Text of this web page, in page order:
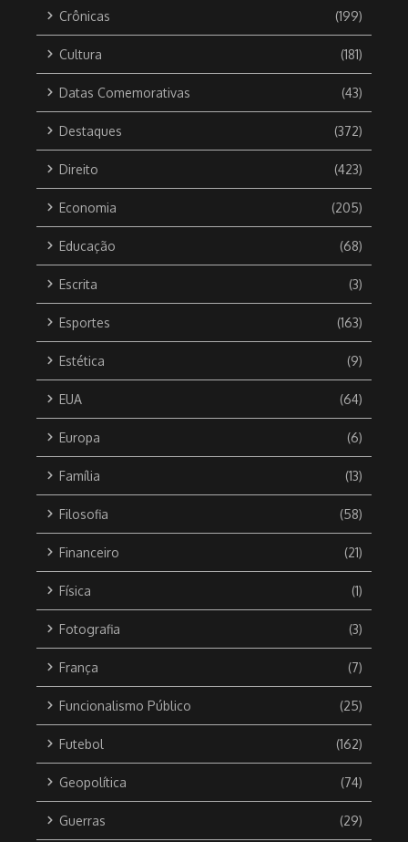
Crônicas (199)
Cultura (181)
Datas Comemorativas (43)
Destaques (372)
Direito (423)
Economia (205)
Educação (68)
Escrita (3)
Esportes (163)
Estética (9)
EUA (64)
Europa (6)
Família (13)
Filosofia (58)
Financeiro (21)
Física (1)
Fotografia (3)
França (7)
Funcionalismo Público (25)
Futebol (162)
Geopolítica (74)
Guerras (29)